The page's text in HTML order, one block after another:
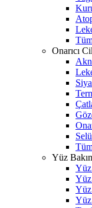
Onarıcı
Yüz
Yüz
Yüz
Yüz